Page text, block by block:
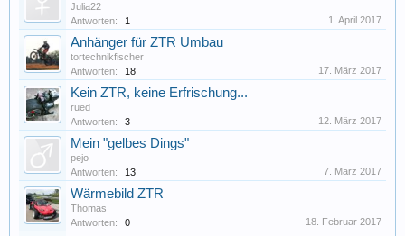
Julia22
Antworten:
1 1. April 2017
Anhänger für ZTR Umbau
tortechnikfischer
Antworten:
18 17. März 2017
Kein ZTR, keine Erfrischung...
rued
Antworten:
3 12. März 2017
Mein "gelbes Dings"
pejo
Antworten:
13 7. März 2017
Wärmebild ZTR
Thomas
Antworten:
0 18. Februar 2017